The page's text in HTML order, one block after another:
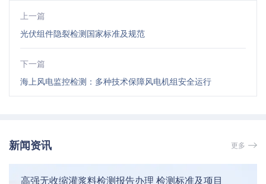
上一篇
光伏组件隐裂检测国家标准及规范
下一篇
海上风电监控检测：多种技术保障风电机组安全运行
新闻资讯 更多
高强无收缩灌浆料检测报告办理 检测标准及项目